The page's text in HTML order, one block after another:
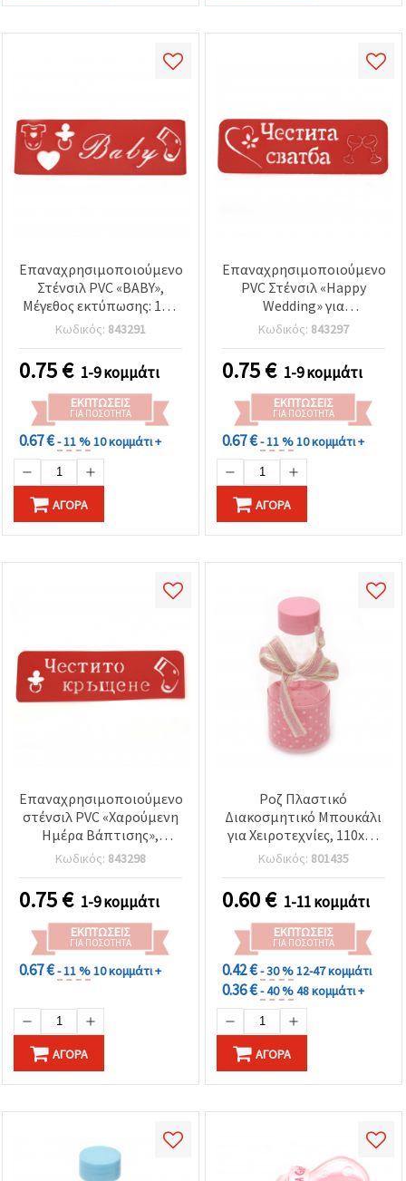
Επαναχρησιμοποιούμενο
Στένσιλ PVC «BABY»,
Μέγεθος εκτύπωσης: 18 x
5,5 cm
Κωδικός: 843291
0.75€ 1-9 κομμάτι
ΕΚΠΤΏΣΕΙΣ
ΓΙΑ ΠΟΣΌΤΗΤΑ
0.67 €- 11 %10 κομμάτι +
ΑΓΟΡΆ
Επαναχρησιμοποιούμενο
PVC Στένσιλ «Happy
Wedding» για
χειροτεχνίες, Μέγεθος
Εκτύπωσης: 14x4,3 cm
Κωδικός: 843297
0.75€ 1-9 κομμάτι
ΕΚΠΤΏΣΕΙΣ
ΓΙΑ ΠΟΣΌΤΗΤΑ
0.67 €- 11 %10 κομμάτι +
ΑΓΟΡΆ
Επαναχρησιμοποιούμενο
στένσιλ PVC «Χαρούμενη
Ημέρα Βάπτισης»,
Μέγεθος εκτύπωσης: 13,6
x 3,5 cm
Κωδικός: 843298
0.75€ 1-9 κομμάτι
ΕΚΠΤΏΣΕΙΣ
ΓΙΑ ΠΟΣΌΤΗΤΑ
0.67 €- 11 %10 κομμάτι +
ΑΓΟΡΆ
Ροζ Πλαστικό
Διακοσμητικό Μπουκάλι
για Χειροτεχνίες, 110x45
mm
Κωδικός: 801435
0.60€ 1-11 κομμάτι
ΕΚΠΤΏΣΕΙΣ
ΓΙΑ ΠΟΣΌΤΗΤΑ
0.42 €- 30 %12-47 κομμάτι
0.36 €- 40 %48 κομμάτι +
ΑΓΟΡΆ